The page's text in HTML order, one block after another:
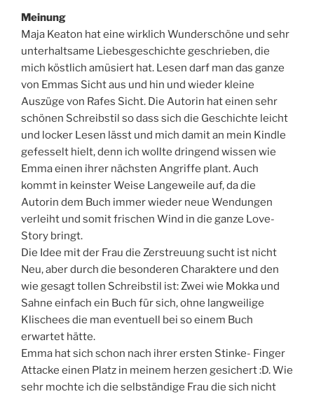
Meinung
Maja Keaton hat eine wirklich Wunderschöne und sehr
unterhaltsame Liebesgeschichte geschrieben, die
mich köstlich amüsiert hat. Lesen darf man das ganze
von Emmas Sicht aus und hin und wieder kleine
Auszüge von Rafes Sicht. Die Autorin hat einen sehr
schönen Schreibstil so dass sich die Geschichte leicht
und locker Lesen lässt und mich damit an mein Kindle
gefesselt hielt, denn ich wollte dringend wissen wie
Emma einen ihrer nächsten Angriffe plant. Auch
kommt in keinster Weise Langeweile auf, da die
Autorin dem Buch immer wieder neue Wendungen
verleiht und somit frischen Wind in die ganze Love-
Story bringt.
Die Idee mit der Frau die Zerstreuung sucht ist nicht
Neu, aber durch die besonderen Charaktere und den
wie gesagt tollen Schreibstil ist: Zwei wie Mokka und
Sahne einfach ein Buch für sich, ohne langweilige
Klischees die man eventuell bei so einem Buch
erwartet hätte.
Emma hat sich schon nach ihrer ersten Stinke- Finger
Attacke einen Platz in meinem herzen gesichert :D. Wie
sehr mochte ich die selbständige Frau die sich nicht